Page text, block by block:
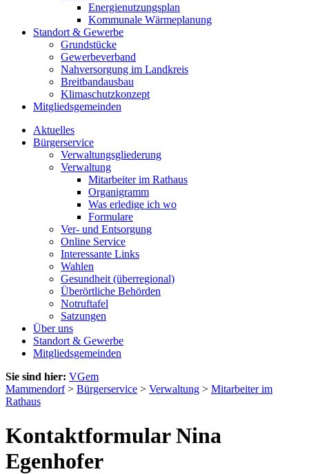
Energienutzungsplan
Kommunale Wärmeplanung
Standort & Gewerbe
Grundstücke
Gewerbeverband
Nahversorgung im Landkreis
Breitbandausbau
Klimaschutzkonzept
Mitgliedsgemeinden
Aktuelles
Bürgerservice
Verwaltungsgliederung
Verwaltung
Mitarbeiter im Rathaus
Organigramm
Was erledige ich wo
Formulare
Ver- und Entsorgung
Online Service
Interessante Links
Wahlen
Gesundheit (überregional)
Überörtliche Behörden
Notruftafel
Satzungen
Über uns
Standort & Gewerbe
Mitgliedsgemeinden
Sie sind hier: VGem
Mammendorf> Bürgerservice > Verwaltung > Mitarbeiter im
Rathaus
Kontaktformular Nina
Egenhofer